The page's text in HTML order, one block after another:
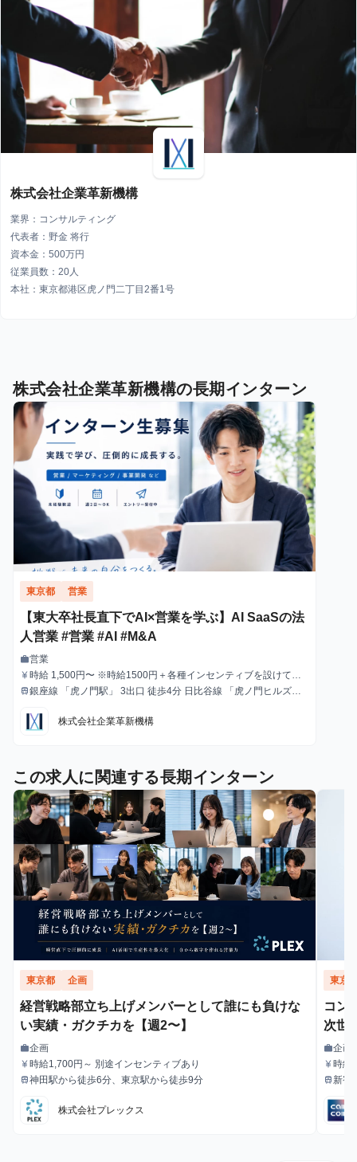
株式会社企業革新機構
業界：コンサルティング
代表者：野金 将行
資本金：500万円
従業員数：20人
本社：東京都港区虎ノ門二丁目2番1号
株式会社企業革新機構の長期インターン
東京都 営業
【東大卒社長直下でAI×営業を学ぶ】AI SaaSの法
人営業 #営業 #AI #M&A
職種
work営業
給与
currency_yen 時給 1,500円〜 ※時給1500円＋各種インセンティブを設けてい
ます。 インセンティブ込みのモデル時給としては2500円程度も
最寄駅
train銀座線 「虎ノ門駅」 3出口 徒歩4分 日比谷線 「虎ノ門ヒルズ
分
株式会社企業革新機構
この求人に関連する長期インターン
東京都 企画
経営戦略部立ち上げメンバーとして誰にも負けな
い実績・ガクチカを【週2〜】
職種
work企画
給与
currency_yen時給1,700円～ 別途インセンティブあり
最寄駅
train神田駅から徒歩6分、東京駅から徒歩9分
株式会社プレックス
東京
コン
次世
職種
work企画
給与
currency_yen時給
最寄駅
train 新宿